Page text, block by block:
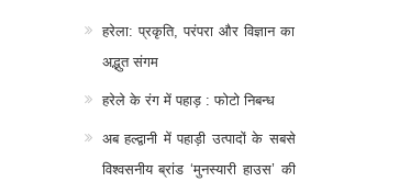
हरेला: प्रकृति, परंपरा और विज्ञान का
अद्भुत संगम
हरेले के रंग में पहाड़ : फोटो निबन्ध
अब हल्द्वानी में पहाड़ी उत्पादों के सबसे
विश्वसनीय ब्रांड ‘मुनस्यारी हाउस’ की